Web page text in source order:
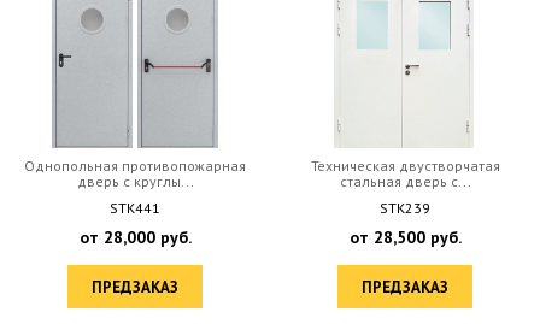
Однопольная противопожарная
дверь с круглы...
STK441
от 28,000руб.
ПРЕДЗАКАЗ
Техническая двустворчатая
стальная дверь с...
STK239
от 28,500руб.
ПРЕДЗАКАЗ